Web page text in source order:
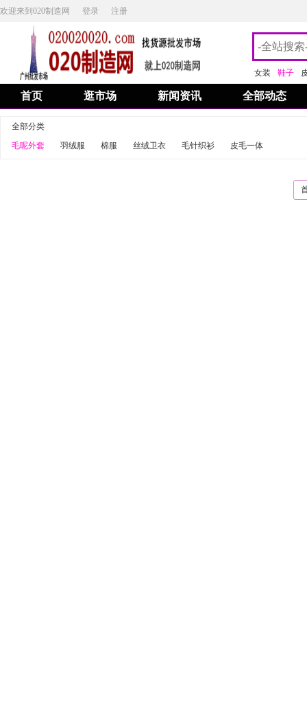
欢迎来到020制造网 登录 注册
女装 鞋子
首页 逛市场 新闻资讯 全部动态
全部分类
毛呢外套
羽绒服 棉服 丝绒卫衣 毛针织衫 皮毛一体